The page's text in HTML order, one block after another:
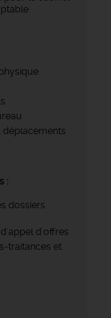
déplacements
:
dossiers
d'offres
traitances et